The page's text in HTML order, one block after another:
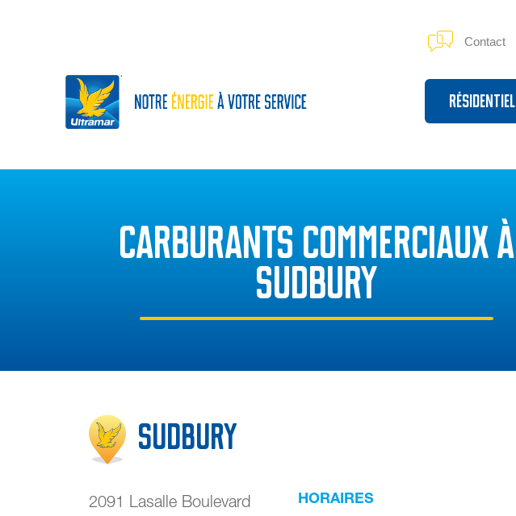
Contact
Résidentiel
CARBURANTS COMMERCIAUX À
SUDBURY
Sudbury
2091 Lasalle Boulevard
HORAIRES